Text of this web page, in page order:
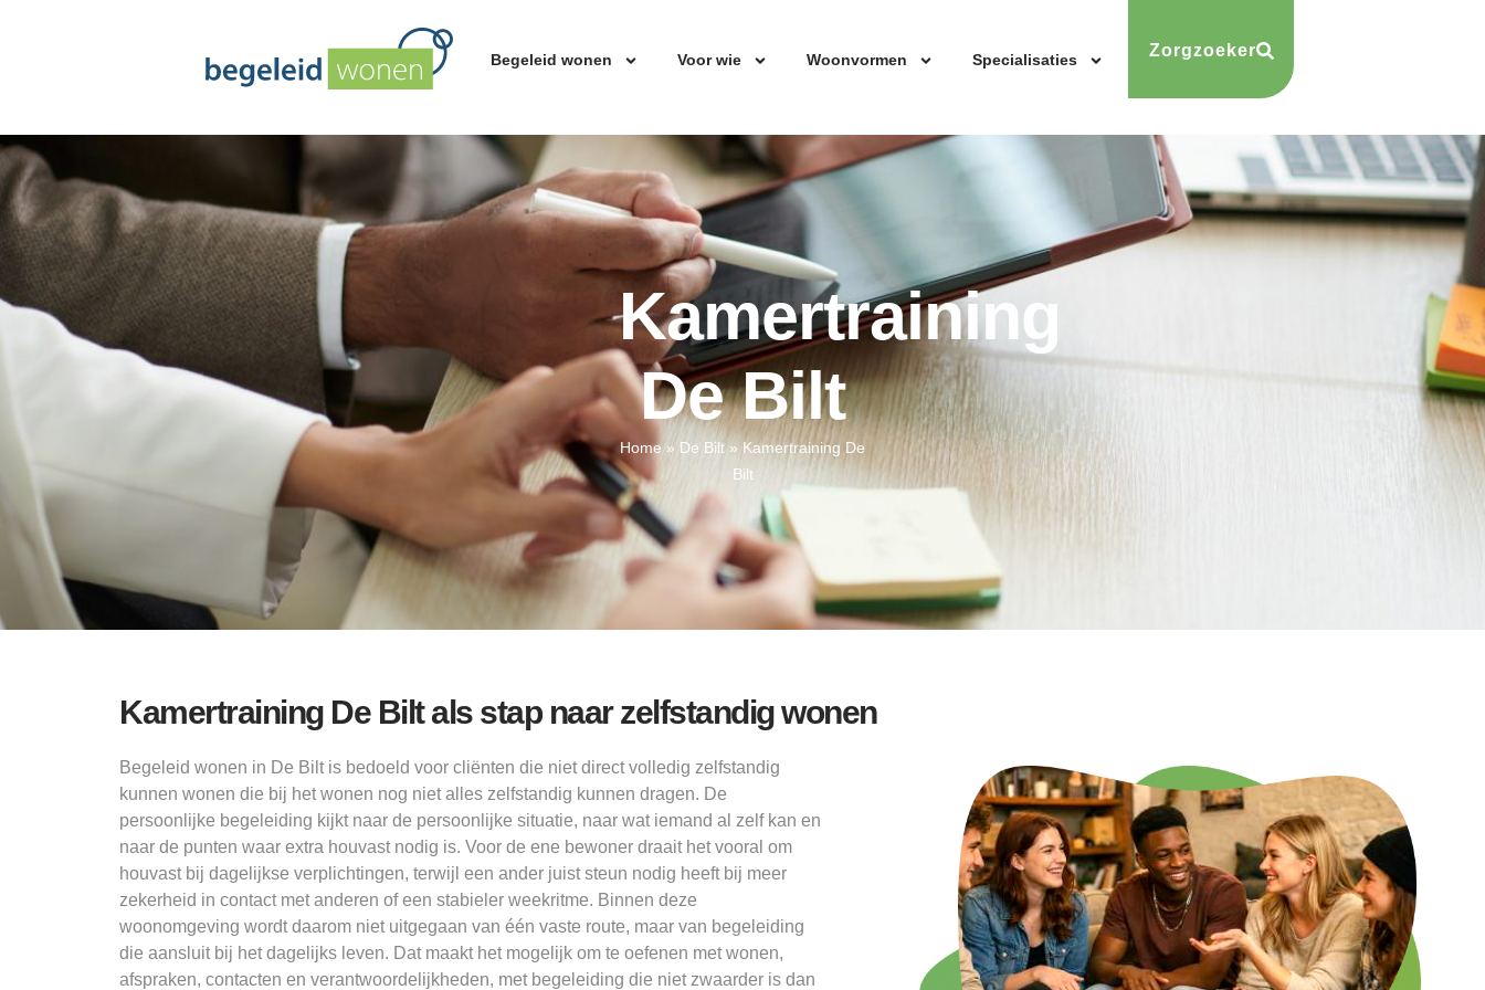
Begeleid wonen Voor wie Woonvormen Specialisaties Zorgzoeker
Kamertraining
De Bilt
Home » De Bilt » Kamertraining De
Bilt
Kamertraining De Bilt als stap naar zelfstandig wonen
Begeleid wonen in De Bilt is bedoeld voor cliënten die niet direct volledig zelfstandig
kunnen wonen die bij het wonen nog niet alles zelfstandig kunnen dragen. De
persoonlijke begeleiding kijkt naar de persoonlijke situatie, naar wat iemand al zelf kan en
naar de punten waar extra houvast nodig is. Voor de ene bewoner draait het vooral om
houvast bij dagelijkse verplichtingen, terwijl een ander juist steun nodig heeft bij meer
zekerheid in contact met anderen of een stabieler weekritme. Binnen deze
woonomgeving wordt daarom niet uitgegaan van één vaste route, maar van begeleiding
die aansluit bij het dagelijks leven. Dat maakt het mogelijk om te oefenen met wonen,
afspraken, contacten en verantwoordelijkheden, met begeleiding die niet zwaarder is dan